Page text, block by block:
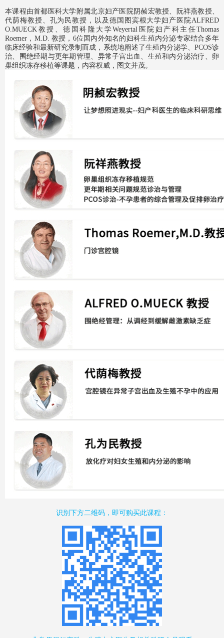
本课程由首都医科大学附属北京妇产医院阴赪宏教授、阮祥燕教授、
代荫梅教授、孔为民教授，以及德国图宾根大学妇产医院ALFRED
O.MUECK教授、德国科隆大学Weyertal医院妇产科主任Thomas
Roemer，M.D. 教授，6位国内外知名的妇科生殖内分泌专家结合多年
临床经验和最新研究录制而成，系统地阐述了生殖内分泌学、PCOS诊
治、围绝经期与更年期管理、异常子宫出血、生殖和内分泌治疗、卵
巢组织冻存移植等课题，内容权威，图文并茂。
识别下方二维码，即可购买此课程：